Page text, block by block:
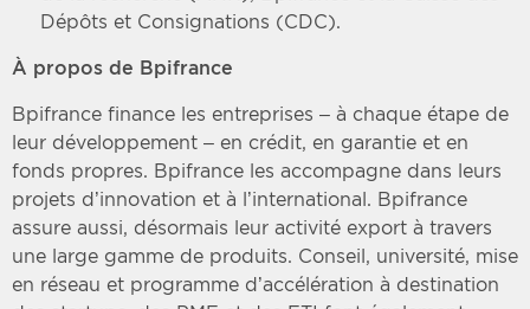
Dépôts et Consignations (CDC).
À propos de Bpifrance
Bpifrance finance les entreprises – à chaque étape de
leur développement – en crédit, en garantie et en
fonds propres. Bpifrance les accompagne dans leurs
projets d’innovation et à l’international. Bpifrance
assure aussi, désormais leur activité export à travers
une large gamme de produits. Conseil, université, mise
en réseau et programme d’accélération à destination